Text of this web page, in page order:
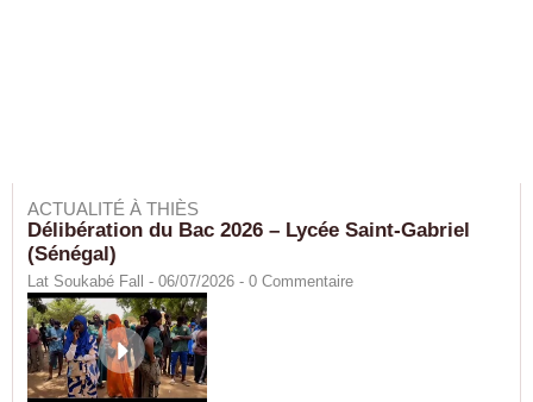
ACTUALITÉ À THIÈS
Délibération du Bac 2026 – Lycée Saint-Gabriel
(Sénégal)
Lat Soukabé Fall - 06/07/2026 - 0 Commentaire